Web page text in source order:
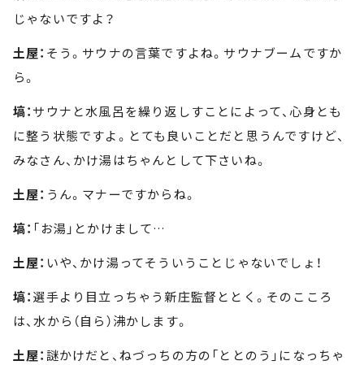
じゃないですよ？
土屋： そう。サウナの言葉ですよね。サウナブームですか
ら。
塙：サウナと水風呂を繰り返しすことによって、心身とも
に整う状態ですよ。とても良いことだと思うんですけど、
みなさん、かけ湯はちゃんとして下さいね。
土屋： うん。マナーですからね。
塙： 「お湯」とかけまして…
土屋： いや、かけ湯ってそういうことじゃないでしょ！
塙：選手より目立っちゃう新庄監督ととく。そのこころ
は、水から（自ら）沸かします。
土屋： 謎かけだと、ねづっちの方の「ととのう」になっちゃ